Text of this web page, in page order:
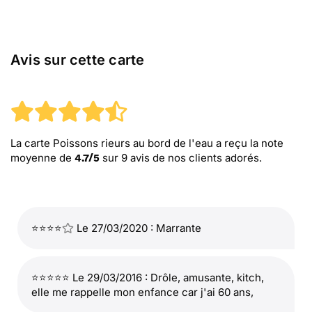
Avis sur cette carte
La carte Poissons rieurs au bord de l'eau a reçu la note
moyenne de 4.7/5 sur 9 avis de nos clients adorés.
⭐⭐⭐⭐ Le 27/03/2020 : Marrante
⭐⭐⭐⭐⭐ Le 29/03/2016 : Drôle, amusante, kitch,
elle me rappelle mon enfance car j'ai 60 ans,